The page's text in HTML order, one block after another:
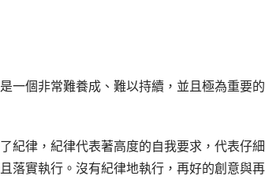
一個非常難養成、難以持續，並且極為重要
紀律，紀律代表著高度的自我要求，代表仔
落實執行。沒有紀律地執行，再好的創意與